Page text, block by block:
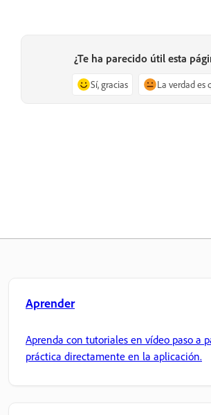
¿Te ha parecido útil esta
Sí, gracias La verdad es
Aprender
Aprenda con tutoriales en vídeo paso a
práctica directamente en la aplicación.